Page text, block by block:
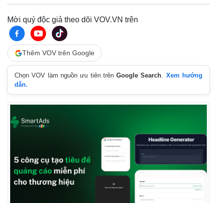
Mời quý độc giả theo dõi VOV.VN trên
Thêm VOV trên Google
Chọn VOV làm nguồn ưu tiên trênGoogle Search. Xem hướng
dẫn.